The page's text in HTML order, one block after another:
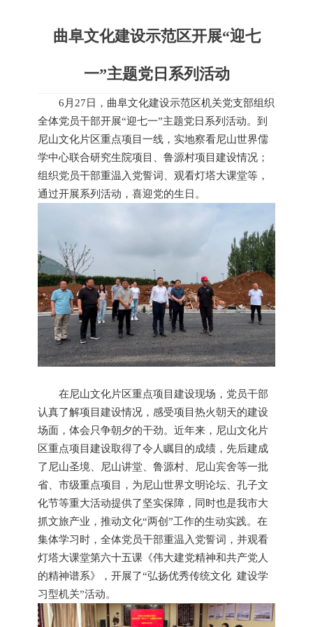
曲阜文化建设示范区开展“迎七
一”主题党日系列活动
6月27日，曲阜文化建设示范区机关党支部组织
全体党员干部开展“迎七一”主题党日系列活动。到
尼山文化片区重点项目一线，实地察看尼山世界儒
学中心联合研究生院项目、鲁源村项目建设情况；
组织党员干部重温入党誓词、观看灯塔大课堂等，
通过开展系列活动，喜迎党的生日。
在尼山文化片区重点项目建设现场，党员干部
认真了解项目建设情况，感受项目热火朝天的建设
场面，体会只争朝夕的干劲。近年来，尼山文化片
区重点项目建设取得了令人瞩目的成绩，先后建成
了尼山圣境、尼山讲堂、鲁源村、尼山宾舍等一批
省、市级重点项目，为尼山世界文明论坛、孔子文
化节等重大活动提供了坚实保障，同时也是我市大
抓文旅产业，推动文化“两创”工作的生动实践。在
集体学习时，全体党员干部重温入党誓词，并观看
灯塔大课堂第六十五课《伟大建党精神和共产党人
的精神谱系》，开展了“弘扬优秀传统文化 建设学
习型机关”活动。